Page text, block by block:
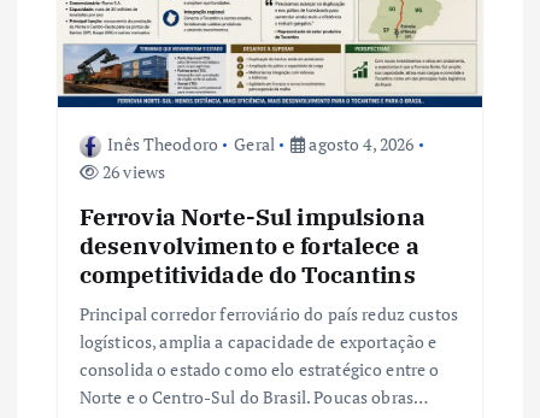
s
t
Inês Theodoro Geral
agosto 4, 2026
26 views
Ferrovia Norte-Sul impulsiona
desenvolvimento e fortalece a
competitividade do Tocantins
Principal corredor ferroviário do país reduz custos
logísticos, amplia a capacidade de exportação e
consolida o estado como elo estratégico entre o
Norte e o Centro-Sul do Brasil. Poucas obras…